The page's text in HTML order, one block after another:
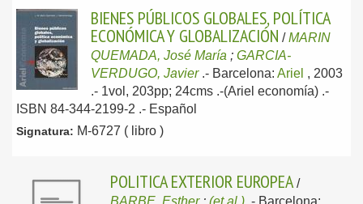
BIENES PÚBLICOS GLOBALES, POLÍTICA
ECONÓMICA Y GLOBALIZACIÓN /MARIN
QUEMADA, José María ; GARCIA-
VERDUGO, Javier .- Barcelona: Ariel , 2003
.- 1vol, 203pp; 24cms .-(Ariel economía) .-
ISBN 84-344-2199-2 .- Español
Signatura: M-6727 ( libro )
POLITICA EXTERIOR EUROPEA /
BARBE, Esther; (et al.) .- Barcelona: